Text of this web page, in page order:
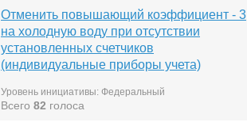
Отменить повышающий коэффициент - 3
на холодную воду при отсутствии
установленных счетчиков
(индивидуальные приборы учета)
Уровень инициативы: Федеральный
Всего 82 голоса